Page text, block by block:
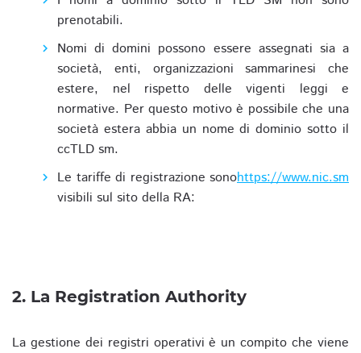
prenotabili.
Nomi di domini possono essere assegnati sia a
società, enti, organizzazioni sammarinesi che
estere, nel rispetto delle vigenti leggi e
normative. Per questo motivo è possibile che una
società estera abbia un nome di dominio sotto il
ccTLD sm.
Le tariffe di registrazione sono
visibili sul sito della RA:
https://www.nic.sm
2. La Registration Authority
La gestione dei registri operativi è un compito che viene